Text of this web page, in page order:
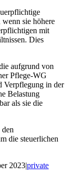
sie höhere
mit
Dies
aufgrund von
Pflege-WG
Verpflegung in der
Belastung
als sie die
den
die steuerlichen
2023|private